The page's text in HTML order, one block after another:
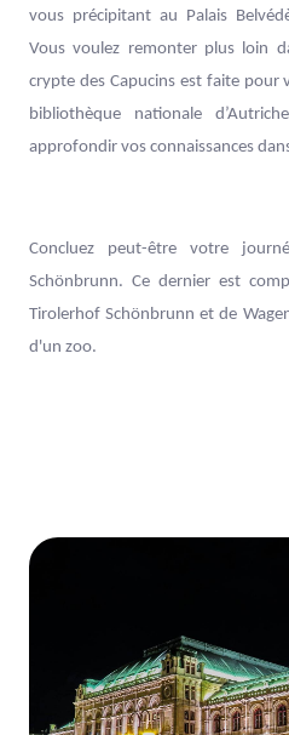
vous précipitant au Palais
Vous voulez remonter plus loin
crypte des Capucins est faite pour
bibliothèque nationale
approfondir vos connaissances
Concluez peut-être votre
Schönbrunn. Ce dernier est
Tirolerhof Schönbrunn et de
d'un zoo.